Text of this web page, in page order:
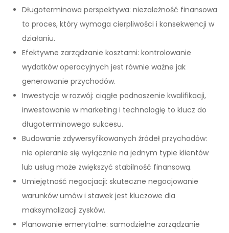
Długoterminowa perspektywa: niezależność finansowa
to proces, który wymaga cierpliwości i konsekwencji w
działaniu.
Efektywne zarządzanie kosztami: kontrolowanie
wydatków operacyjnych jest równie ważne jak
generowanie przychodów.
Inwestycje w rozwój: ciągłe podnoszenie kwalifikacji,
inwestowanie w marketing i technologię to klucz do
długoterminowego sukcesu.
Budowanie zdywersyfikowanych źródeł przychodów:
nie opieranie się wyłącznie na jednym typie klientów
lub usług może zwiększyć stabilność finansową.
Umiejętność negocjacji: skuteczne negocjowanie
warunków umów i stawek jest kluczowe dla
maksymalizacji zysków.
Planowanie emerytalne: samodzielne zarządzanie